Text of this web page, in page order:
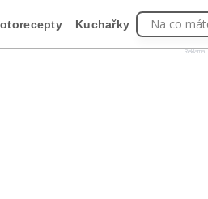
Reklama
Kuchařky Na co